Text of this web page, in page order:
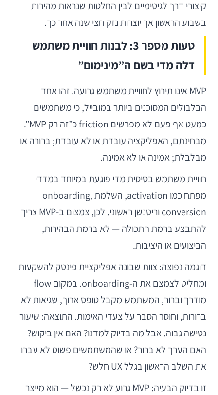
קיצורי דרך לגיטימיים לבין החלטות שנראות מהירות
בשבוע הראשון אך יוצרות נזק חצי שנה אחר כך.
טעות מספר 3: לבנות חוויית משתמש
דלה מדי בשם ה”מינימום”
MVP אינו תירוץ לחוויית משתמש גרועה. זהו אחד
הבלבולים המסוכנים ביותר במובייל, כי משתמשים
כמעט אף פעם לא מפרשים friction כ”זה רק MVP”.
מבחינתם, האפליקציה עובדת או לא עובדת; ברורה או
מבלבלת; אמינה או לא אמינה.
חוויית משתמש בסיסית מדי פוגעת במיוחד במדדי
מפתח כמו activation, השלמת onboarding,
conversion וריטנשן ראשוני. לכן, צמצום ב-MVP צריך
להתבצע ברמת התכולה — לא ברמת הבהירות,
הביצועים או היציבות.
דוגמה נפוצה: צוות שבונה אפליקציית פינטק להשקעות
ומחליט לצמצם את ה-onboarding. במקום flow
מודרך וברור, המשתמש מקבל טופס ארוך, שגיאות לא
ברורות, וחוסר הסבר על צעדי האימות. התוצאה: שיעור
נטישה גבוה. אבל מה בדיוק למדנו? האם אין ביקוש?
האם הערך לא ברור? או שהמשתמשים פשוט לא עברו
את השלב הראשון בגלל UX חלש?
זו בדיוק הבעיה: MVP גרוע לא רק נכשל — הוא מייצר